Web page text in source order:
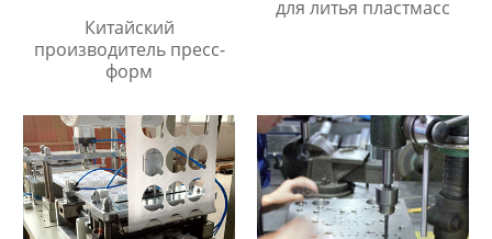
Китайский
производитель пресс-
форм
для литья пластмасс